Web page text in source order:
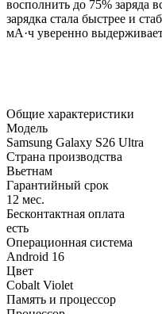
восполнить до 75% заряда
зарядка стала быстрее и
мА·ч уверенно
Общие характеристики
Модель
Samsung Galaxy S26 Ultra
Страна производства
Вьетнам
Гарантийный срок
12 мес.
Бесконтактная оплата
есть
Операционная система
Android 16
Цвет
Cobalt Violet
Память и процессор